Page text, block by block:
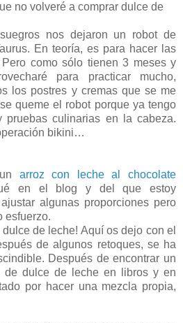
no volveré a comprar dulce de
nos dejaron un robot de
En teoría, es para hacer las
como sólo tienen 3 meses y
para practicar mucho,
los postres y cremas que se me
queme el robot porque ya tengo
pruebas culinarias en la cabeza.
bikini…
arroz con leche al chocolate
en el blog y del que estoy
algunas proporciones pero
esfuerzo.
de leche! Aquí os dejo con el
de algunos retoques, se ha
Después de encontrar un
de dulce de leche en libros y en
por hacer una mezcla propia,